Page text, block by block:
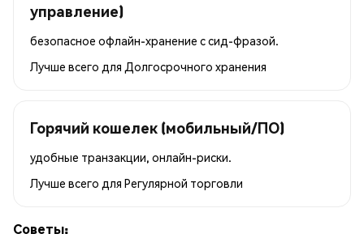
управление)
безопасное офлайн-хранение с сид-фразой.
Лучше всего для Долгосрочного хранения
Горячий кошелек (мобильный/ПО)
удобные транзакции, онлайн-риски.
Лучше всего для Регулярной торговли
Советы: